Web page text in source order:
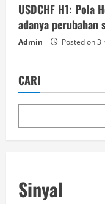
USDCHF H1: Pola
adanya perubahan
Admin Posted on 3
CARI
Sinyal